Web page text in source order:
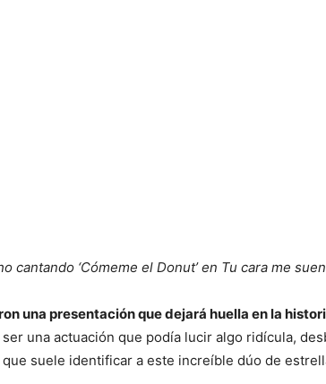
cantando ‘Cómeme el Donut’ en Tu cara me
una presentación que dejará huella en la
una actuación que podía lucir algo ridícula,
suele identificar a este increíble dúo de